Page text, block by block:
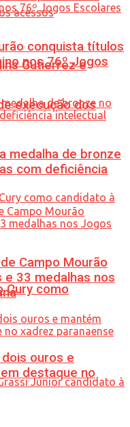
Gutierrez e
execução dos
Cury como
conquista títulos
nos 76º Jogos
medalha de bronze
com deficiência
Campo Mourão
33 medalhas nos
ouros e
destaque no